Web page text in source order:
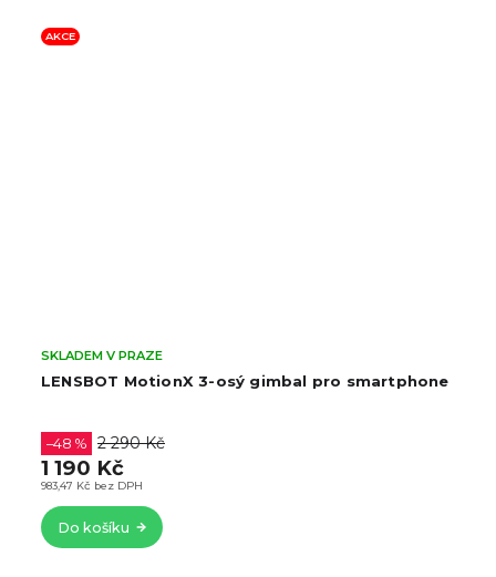
AKCE
Ulanzi FM01 FILMOG Ace přenosný generátor
SKLADEM V PRAZE
2 966,94 Kč bez DPH
3 590 Kč